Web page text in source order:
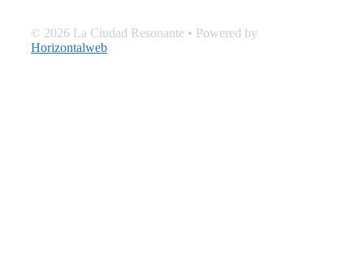
© 2026 La Ciudad Resonante • Powered by
Horizontalweb